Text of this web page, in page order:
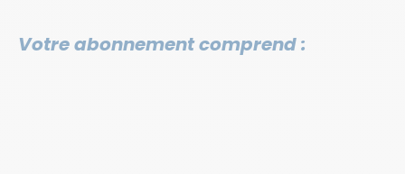
Votre abonnement comprend :